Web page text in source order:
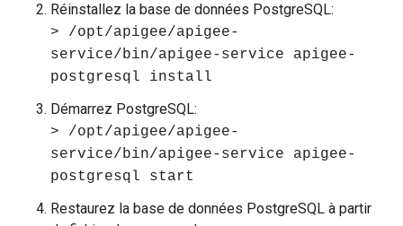
Réinstallez la base de données PostgreSQL:
> /opt/apigee/apigee-
service/bin/apigee-service apigee-
postgresql install
Démarrez PostgreSQL:
> /opt/apigee/apigee-
service/bin/apigee-service apigee-
postgresql start
Restaurez la base de données PostgreSQL à partir